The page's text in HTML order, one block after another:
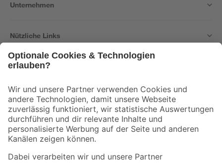
Unternehmen
Nützliche Links
Der toom Newsletter: Keine Angebote und Aktionen mehr verpassen!
Zur Newsletter Anmeldung
Folge uns